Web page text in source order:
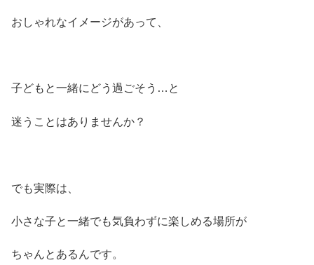
おしゃれなイメージがあって、
子どもと一緒にどう過ごそう…と
迷うことはありませんか？
でも実際は、
小さな子と一緒でも気負わずに楽しめる場所が
ちゃんとあるんです。